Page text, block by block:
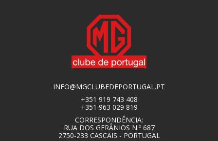
INFO@MGCLUBEDEPORTUGAL.PT
+351 919 743 408
+351 963 029 819
CORRESPONDÊNCIA:
RUA DOS GERÂNIOS N.º 687
2750-233 CASCAIS - PORTUGAL